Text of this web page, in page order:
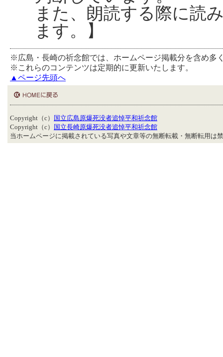
また、朗読する際に読
ます。】
※広島・長崎の祈念館では、ホームページ掲載分を含め多
※これらのコンテンツは定期的に更新いたします。
▲ページ先頭へ
Copyright（c）
国立広島原爆死没者追悼平和祈念館
Copyright（c）
国立長崎原爆死没者追悼平和祈念館
当ホームページに掲載されている写真や文章等の無断転載・無断転用は